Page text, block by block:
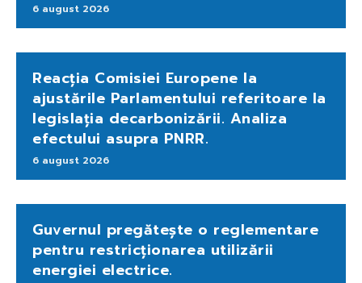
6 august 2026
Reacția Comisiei Europene la
ajustările Parlamentului referitoare la
legislația decarbonizării. Analiza
efectului asupra PNRR.
6 august 2026
Guvernul pregătește o reglementare
pentru restricționarea utilizării
energiei electrice.